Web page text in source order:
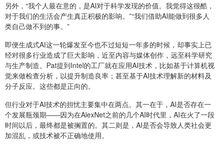
另外，“我个人最在意的，是AI对于科学发现的价值。我觉得这很酷，
对于我们的生活会产生真正积极的影响。”“我们借助AI能做到很多人
类自己做不到的事。”
即便生成式AI这一轮爆发至今也不过短短一年多的时候，却事实上已
经对很多行业造成了巨大影响，近至内容与媒体创作，远至科学研究
与生产制造。Pat提到Intel的工厂就在应用AI技术，比如基于计算机视
觉来做检查分析，以提升制造良率；甚至基于AI技术理解新的材料及
分子反应。这些都是正向的。
但行业对于AI技术的担忧主要集中在两点。其一在于，AI是否存在一
个发展瓶颈期——因为在AlexNet之前的几个AI时代里，AI在火了一段
时间以后，最终都是被搁置的。其二则是，AI是否会导致人类社会更
加混乱，或技术被不正确地使用。